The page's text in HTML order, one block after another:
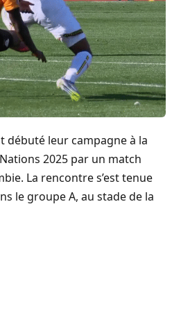
débuté leur campagne à la
2025 par un match
La rencontre s’est tenue
le groupe A, au stade de la